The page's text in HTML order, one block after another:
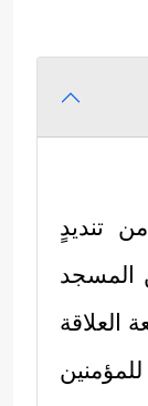
تنديدٍ
المسجد
العلاقة